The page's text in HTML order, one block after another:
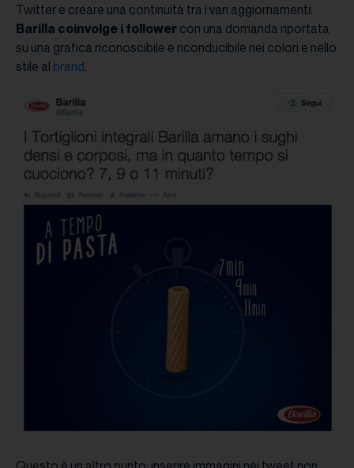
Twitter e creare una continuità tra i vari aggiornamenti:
Barilla coinvolge i follower con una domanda riportata
su una grafica riconoscibile e riconducibile nei colori e nello
stile al brand.